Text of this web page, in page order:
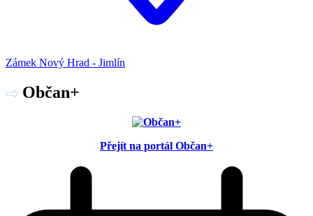
Zámek Nový Hrad - Jimlín
Občan+
Přejít na portál Občan+